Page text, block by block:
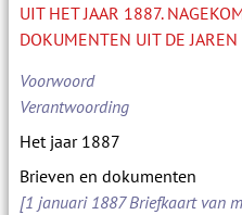
UIT HET JAAR 1887.
DOKUMENTEN UIT DE
Voorwoord
Verantwoording
Het jaar 1887
Brieven en dokumenten
[1 januari 1887 Briefkaart van